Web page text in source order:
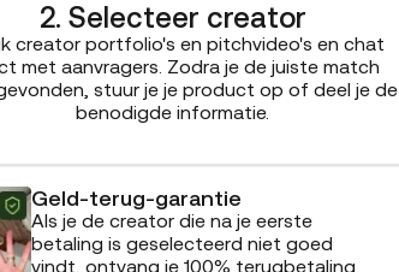
2. Selecteer creator
creator portfolio's en pitchvideo's en chat
met aanvragers. Zodra je de juiste match
stuur je je product op of deel je de
benodigde informatie.
Geld-terug-garantie
Als je de creator die na je eerste
betaling is geselecteerd niet goed
vindt, ontvang je 100% terugbetaling.